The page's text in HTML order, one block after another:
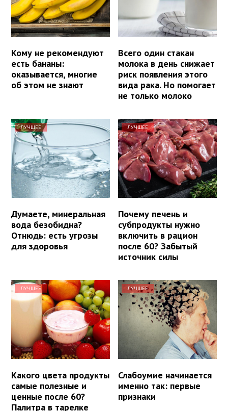
Кому не рекомендуют
есть бананы:
оказывается, многие
об этом не знают
Всего один стакан
молока в день снижает
риск появления этого
вида рака. Но помогает
не только молоко
ЛУЧШЕЕ
Думаете, минеральная
вода безобидна?
Отнюдь: есть угрозы
для здоровья
ЛУЧШЕЕ
Почему печень и
субпродукты нужно
включить в рацион
после 60? Забытый
источник силы
ЛУЧШЕЕ
Какого цвета продукты
самые полезные и
ценные после 60?
Палитра в тарелке
ЛУЧШЕЕ
Слабоумие начинается
именно так: первые
признаки